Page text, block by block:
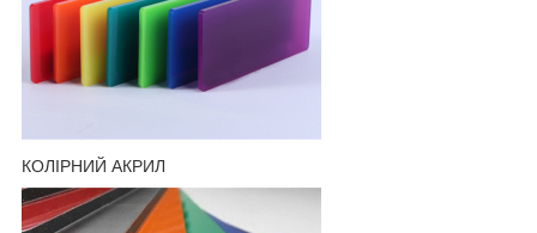
КОЛІРНИЙ АКРИЛ